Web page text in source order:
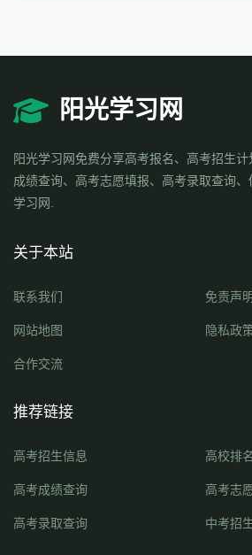
阳光学习网
阳光学习网免费分享高考报名、高考招生
成绩查询、高考志愿填报、高考录取查询
学习网.
关于本站
联系我们 免责声
网站地图 隐私政
合作交流
推荐链接
高考招生信息 高校排名
高考成绩查询 高考志
高考录取查询 中考招